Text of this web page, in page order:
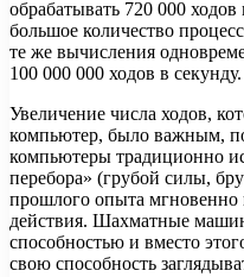
обрабатывать 720 000
большое количество
те же вычисления
100 000 000 ходов в секунду.
Увеличение числа ходов,
компьютер, было важным,
компьютеры традиционно
перебора» (грубой силы,
прошлого опыта мгновенно
действия. Шахматные
способностью и вместо
свою способность